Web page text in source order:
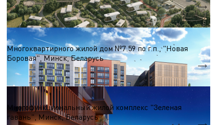
Площадь помещений
10 500 м.кв.
Жилые комплексы до 50 000 м.кв
Многоквартирного жилой дом №7.59 по г.п., "Новая
Боровая", Минск, Беларусь
S = 7 140 м.кв.
Жилые комплексы до 50 000 м.кв
Многофункциональный жилой комплекс "Зеленая
гавань", Минск, Беларусь